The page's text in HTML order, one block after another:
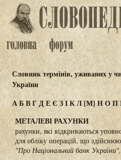
Словник термінів, уживаних у
України
АБВГДЕЄ ЗІКЛ[М] НОП
МЕТАЛЕВІ РАХУНКИ
рахунки, які відкриваються
для обліку операцій, що
"Про Національний банк